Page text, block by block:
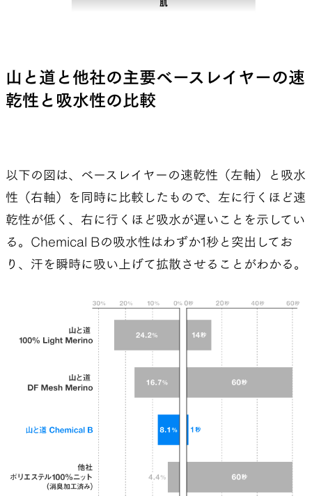
造の薄手の生地で通気性を高め、1秒でも早く汗を
をドライに保つ「拡散型」というふたつのアプロ
ーチがあることがわかった。
処理に優れた製品である。特に汗処理の機能性は
ハイキングでもトレイルランニングでも共通の重要
なファクターだと理解した。
くりとしたペースだった。というのも、メリノウー
ル好きの自分にとって、積極的に着たいと思える化
繊のベースレイヤー素材がなかなか見つからず、テ
ストが進まなかったからだ。
プロジェクトが本格化したのは、帝人フロンティア
との取り組みが始まってから。臭いの原因菌が発生
しにくい素材「Ecopure®（エコピュアー®）」を
使った試作生地の防臭性能に可能性を感じ、開発
を加速させた。
山と道と他社の主要ベースレイヤーの速
乾性と吸水性の比較
以下の図は、ベースレイヤーの速乾性（左軸）と吸水
性（右軸）を同時に比較したもので、左に行くほど速
乾性が低く、右に行くほど吸水が遅いことを示してい
る。Chemical Bの吸水性はわずか1秒と突出してお
り、汗を瞬時に吸い上げて拡散させることがわかる。